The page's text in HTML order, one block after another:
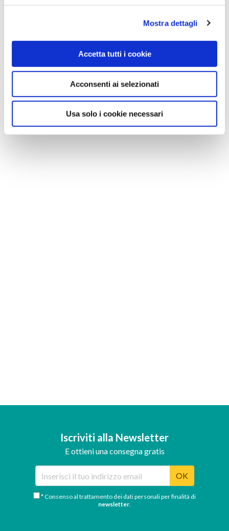
Mostra dettagli
Accetta tutti i cookie
Acconsenti ai selezionati
Usa solo i cookie necessari
Iscriviti alla Newsletter
E ottieni una consegna gratis
OK
* Consenso al trattamento dei dati personali per finalità di
newsletter.